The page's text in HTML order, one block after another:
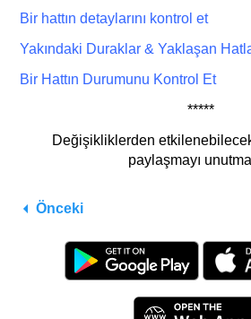
Bir hattın detaylarını kontrol et
Yakındaki Duraklar & Yaklaşan
Bir Hattın Durumunu Kontrol Et
*****
Değişikliklerden
paylaşmayı
Önceki